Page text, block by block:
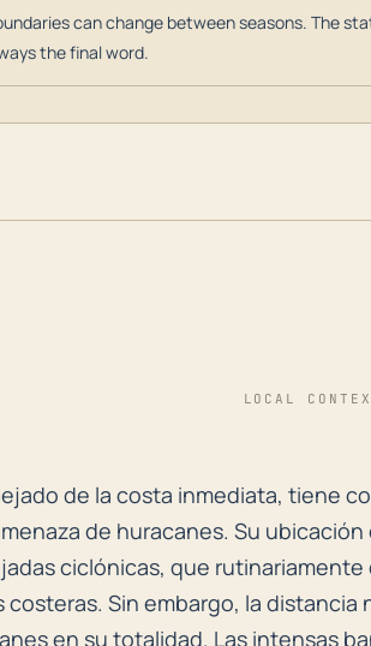
can change between seasons. The
the final word.
LOCAL
de la costa inmediata, tiene
de la costa inmediata, tiene
de huracanes. Su
ciclónicas, que
Sin embargo, la distancia
en su totalidad. Las intensas